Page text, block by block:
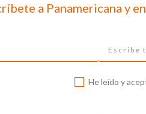
a Panamericana y
He leído y